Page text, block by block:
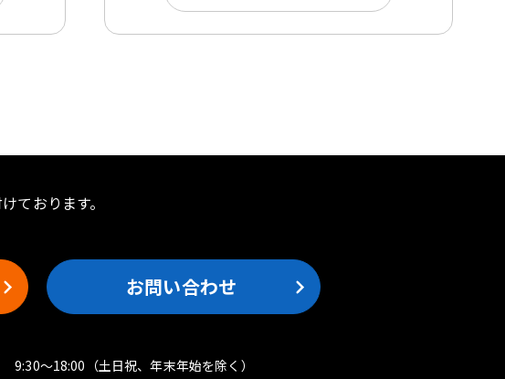
ております。
お問い合わせ
9:30〜18:00 （土日祝、年末年始を除く）